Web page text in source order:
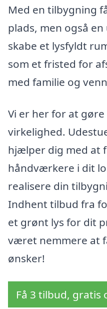
Med en tilbygning
plads, men også
skabe et lysfyldt
som et fristed for
med familie og
Vi er her for at
virkelighed.
hjælper dig med at
håndværkere i dit
realisere din
Indhent tilbud fra
et grønt lys for dit
været nemmere at
ønsker!
Få 3 tilbud,